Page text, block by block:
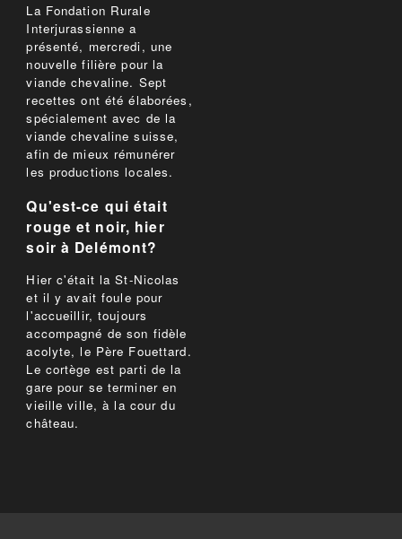
La Fondation Rurale
Interjurassienne a
présenté, mercredi, une
nouvelle filière pour la
viande chevaline. Sept
recettes ont été élaborées,
spécialement avec de la
viande chevaline suisse,
afin de mieux rémunérer
les productions locales.
Qu'est-ce qui était
rouge et noir, hier
soir à Delémont?
Hier c'était la St-Nicolas
et il y avait foule pour
l'accueillir, toujours
accompagné de son fidèle
acolyte, le Père Fouettard.
Le cortège est parti de la
gare pour se terminer en
vieille ville, à la cour du
château.